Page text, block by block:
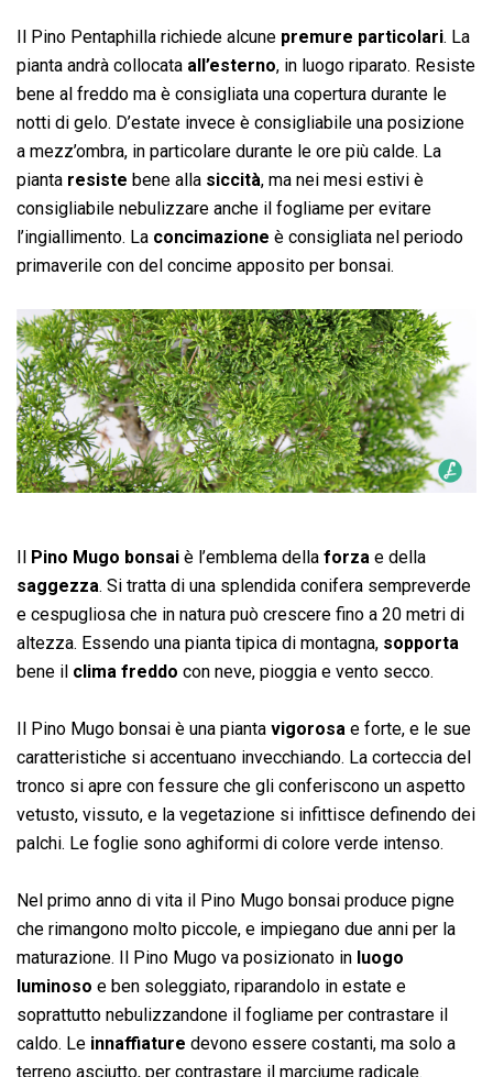
Il Pino Pentaphilla richiede alcune premure particolari. La
pianta andrà collocata all’esterno, in luogo riparato. Resiste
bene al freddo ma è consigliata una copertura durante le
notti di gelo. D’estate invece è consigliabile una posizione
a mezz’ombra, in particolare durante le ore più calde. La
pianta resiste bene alla siccità, ma nei mesi estivi è
consigliabile nebulizzare anche il fogliame per evitare
l’ingiallimento. La concimazione è consigliata nel periodo
primaverile con del concime apposito per bonsai.
Il Pino Mugo bonsai è l’emblema della forza e della
saggezza. Si tratta di una splendida conifera sempreverde
e cespugliosa che in natura può crescere fino a 20 metri di
altezza. Essendo una pianta tipica di montagna, sopporta
bene il clima freddo con neve, pioggia e vento secco.
Il Pino Mugo bonsai è una pianta vigorosa e forte, e le sue
caratteristiche si accentuano invecchiando. La corteccia del
tronco si apre con fessure che gli conferiscono un aspetto
vetusto, vissuto, e la vegetazione si infittisce definendo dei
palchi. Le foglie sono aghiformi di colore verde intenso.
Nel primo anno di vita il Pino Mugo bonsai produce pigne
che rimangono molto piccole, e impiegano due anni per la
maturazione. Il Pino Mugo va posizionato in luogo
luminoso e ben soleggiato, riparandolo in estate e
soprattutto nebulizzandone il fogliame per contrastare il
caldo. Le innaffiature devono essere costanti, ma solo a
terreno asciutto, per contrastare il marciume radicale.